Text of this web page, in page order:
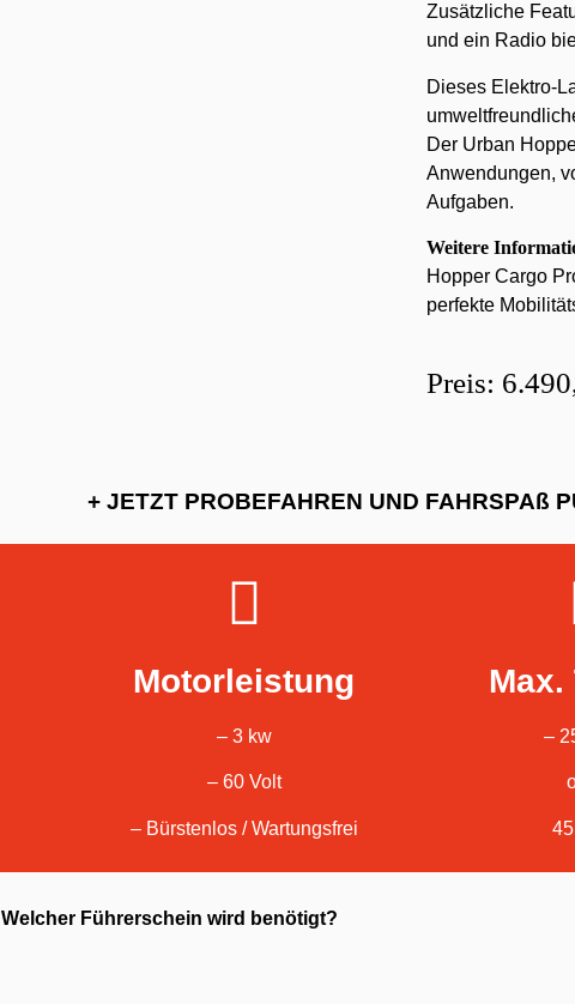
Zusätzliche
und ein Radio
Dieses Elektro-
Der Urban
Anwendungen,
Aufgaben.
Weitere
Hopper Cargo
perfekte
Preis:
+ JETZT PROBEFAHREN UND FAHRSPAß
Motorleistung
– 3 kw
– 60 Volt
– Bürstenlos / Wartungsfrei
Max.
–
Welcher Führerschein wird benötigt?